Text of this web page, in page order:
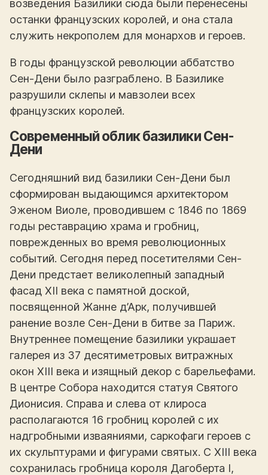
возведения Базилики сюда были перенесены
останки французских королей, и она стала
служить некрополем для монархов и героев.
В годы французской революции аббатство
Сен-Дени было разграблено. В Базилике
разрушили склепы и мавзолеи всех
французских королей.
Современный облик базилики Сен-
Дени
Сегодняшний вид базилики Сен-Дени был
сформирован выдающимся архитектором
Эженом Виоле, проводившем с 1846 по 1869
годы реставрацию храма и гробниц,
поврежденных во время революционных
событий. Сегодня перед посетителями Сен-
Дени предстает великолепный западный
фасад XII века с памятной доской,
посвященной Жанне д’Арк, получившей
ранение возле Сен-Дени в битве за Париж.
Внутреннее помещение базилики украшает
галерея из 37 десятиметровых витражных
окон XIII века и изящный декор с барельефами.
В центре Собора находится статуя Святого
Дионисия. Справа и слева от клироса
располагаются 16 гробниц королей с их
надгробными изваяниями, саркофаги героев с
их скульптурами и фигурами святых. С XIII века
сохранилась гробница короля Дагоберта I,